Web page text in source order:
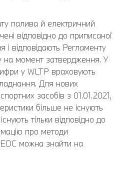
палива й електричний
відповідно до приписаної
і відповідають Регламенту
на момент затвердження. У
у WLTP враховують
Для нових
засобів з 01.01.2021,
більше не існують
тільки відповідно до
про методи
можна знайти на